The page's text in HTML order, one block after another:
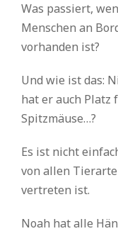
Was passiert,
Menschen an
vorhanden ist?
Und wie ist das:
hat er auch Platz
Spitzmäuse…?
Es ist nicht
von allen
vertreten ist.
Noah hat alle